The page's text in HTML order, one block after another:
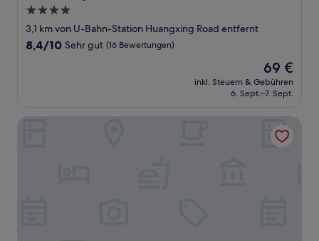
4.0-
Sterne-
Unterkunft
3,1 km von U-Bahn-Station Huangxing Road entfernt
8.4
Bewertungen)
8,4/10 Sehr gut (16 Bewertungen)
Der
Preis
beträgt
69 €
inkl. Steuern & Gebühren
6. Sept.–7. Sept.